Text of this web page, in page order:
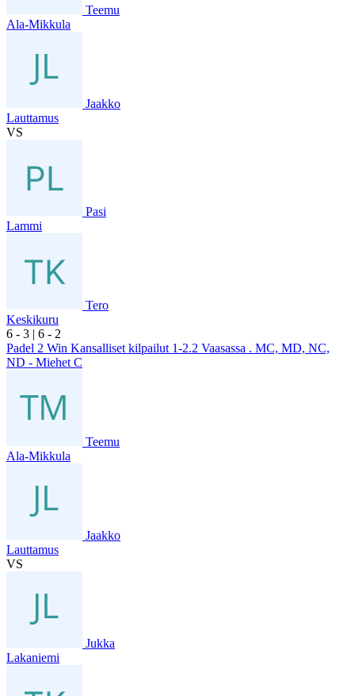
Teemu
Ala-Mikkula
Jaakko
Lauttamus
VS
Pasi
Lammi
Tero
Keskikuru
6 - 3 | 6 - 2
Padel 2 Win Kansalliset kilpailut 1-2.2 Vaasassa . MC, MD, NC,
ND - Miehet C
Teemu
Ala-Mikkula
Jaakko
Lauttamus
VS
Jukka
Lakaniemi